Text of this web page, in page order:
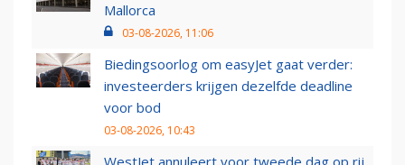
Mallorca
03-08-2026, 11:06
Biedingsoorlog om easyJet gaat verder:
investeerders krijgen dezelfde deadline
voor bod
03-08-2026, 10:43